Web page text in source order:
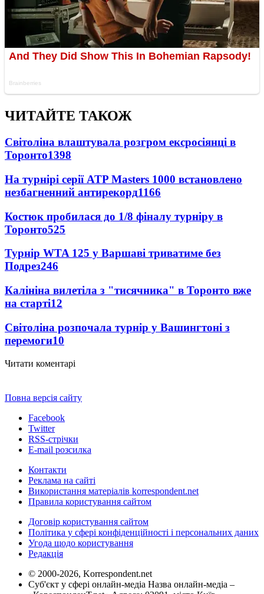
ЧИТАЙТЕ ТАКОЖ
Світоліна влаштувала розгром ексросіянці в
Торонто1398
На турнірі серії ATP Masters 1000 встановлено
незбагненний антирекорд1166
Костюк пробилася до 1/8 фіналу турніру в
Торонто525
Турнір WTA 125 у Варшаві триватиме без
Подрез246
Калініна вилетіла з "тисячника" в Торонто вже
на старті12
Світоліна розпочала турнір у Вашингтоні з
перемоги10
Читати коментарі
Повна версія сайту
Facebook
Twitter
RSS-стрічки
E-mail розсилка
Контакти
Реклама на сайті
Використання матеріалів korrespondent.net
Правила користування сайтом
Договір користування сайтом
Політика у сфері конфіденційності і персональних даних
Угода щодо користування
Редакція
© 2000-2026, Korrespondent.net
Суб'єкт у сфері онлайн-медіа Назва онлайн-медіа –